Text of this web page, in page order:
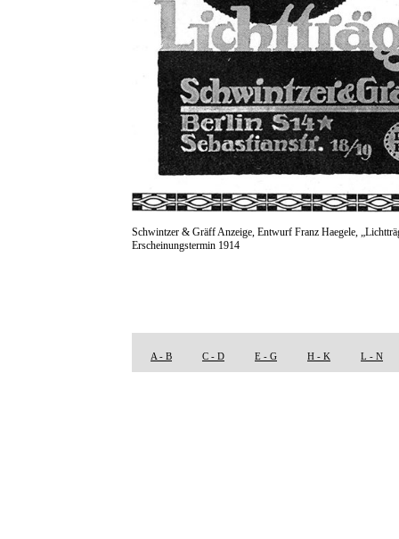
Schwintzer & Gräff Anzeige, Entwurf Franz Haegele,
Erscheinungstermin 1914
A - B C - D E - G H - K L - N